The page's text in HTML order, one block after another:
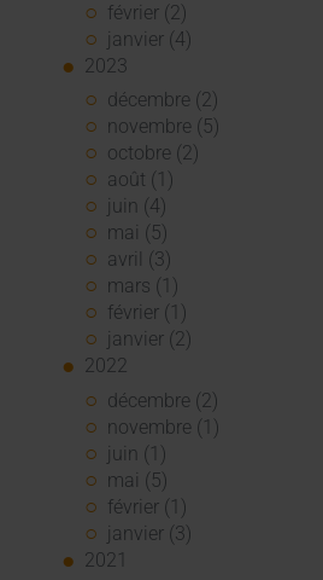
février (2)
janvier (4)
2023
décembre (2)
novembre (5)
octobre (2)
août (1)
juin (4)
mai (5)
avril (3)
mars (1)
février (1)
janvier (2)
2022
décembre (2)
novembre (1)
juin (1)
mai (5)
février (1)
janvier (3)
2021